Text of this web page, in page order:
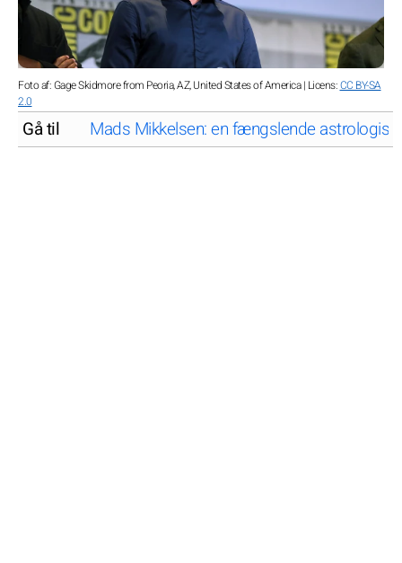
Foto af: Gage Skidmore from Peoria, AZ, United States of America | Licens:CC BY-SA
2.0
Gå til Mads Mikkelsen: en fængslende astrologisk